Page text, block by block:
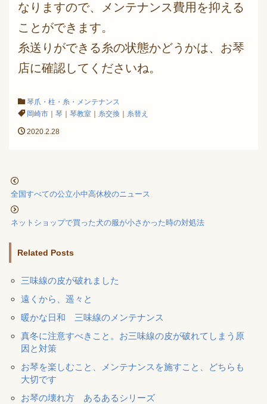
なりますので、メンテナンス費用を抑える
ことができます。
糸送りができる糸の状態かどうかは、お琴
店に確認してくださいね。
琴爪・柱・糸・メンテナンス
岡崎市
琴 琴教室 糸交換 糸替え
2020.2.28
全国すべての公立小中高休校のニュース
ネットショップで買った犬の服が小さかった時の対処法
Related Posts
三味線の皮が破れました
遠くから、遥々と
暖かな日和 三味線のメンテナンス
真冬に注意すべきこと。お三味線の皮が破れてしまう原
因と対策
お琴を楽しむこと、メンテナンスを施すこと、どちらも
大切です
お琴の壊れ方 あるあるシリーズ